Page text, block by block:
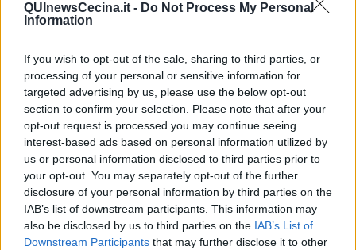
QUInewsCecina.it - Do Not Process My Personal
Information
If you wish to opt-out of the sale, sharing to third parties, or
processing of your personal or sensitive information for
targeted advertising by us, please use the below opt-out
section to confirm your selection. Please note that after your
opt-out request is processed you may continue seeing
interest-based ads based on personal information utilized by
us or personal information disclosed to third parties prior to
your opt-out. You may separately opt-out of the further
disclosure of your personal information by third parties on the
IAB’s list of downstream participants. This information may
also be disclosed by us to third parties on the IAB’s List of
Downstream Participants that may further disclose it to other
Passanti
Fiamme
Anzi
Confessioni autoreferenziali
Utopie
Estate
Il lago
Il diluvio
La classe
Pensieri incoerenti
Dal balcone
Insomnia
Il guardiano